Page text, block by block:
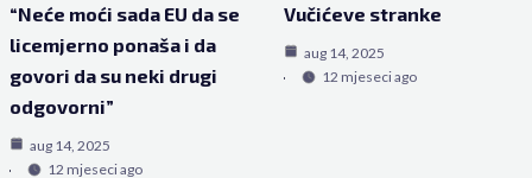
“Neće moći sada EU da se
licemjerno ponaša i da
govori da su neki drugi
odgovorni”
aug 14, 2025
12 mjeseci ago
Vučićeve stranke
aug 14, 2025
12 mjeseci ago